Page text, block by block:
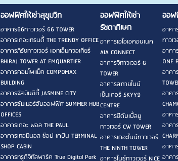
ออฟฟิศให้เช่าสุขุมวิท
อาคาร66ทาวเวอร์ 66 TOWER
อาคารเดอะเทรนดี้ THE TRENDY OFFICE
อาคารภิรัชทาวเวอร์ แอทเอ็มควอเทียร์
BHIRAJ TOWER AT EMQUARTIER
อาคารคอมโพแม็ค COMPOMAX
BUILDING
อาคารจัสมินซิตี้ JASMINE CITY
อาคารซัมเมอร์ฮับออฟฟิศ SUMMER HUB
OFFICES
อาคารเดอะ พอล THE PAUL
อาคารเทอมินอล ช๊อป เคบิน TERMINAL
SHOP CABIN
อาคารทรูดิจิทัลพาร์ค True Digital Park
ออฟฟิศให้เช่า
รัชดาภิเษก
อาคารเอไอเอคอนเนค
AIA CONNECT
อาคารจีทาวเวอร์ G
TOWER
อาคารสกายไนน์
เซ็นเตอร์ SKYY9
CENTRE
อาคารซีดับเบิ้ลยู
ทาวเวอร์ CW TOWER
อาคารเดอะไนน์ทาวเวอร์
THE NINTH TOWER
อาคารไนซ์ทาวเวอร์ NICE
ออฟ
อาค
ทาวเ
อาคา
ONE
อาคา
อาคา
อาคา
อาคา
อาคา
อาคา